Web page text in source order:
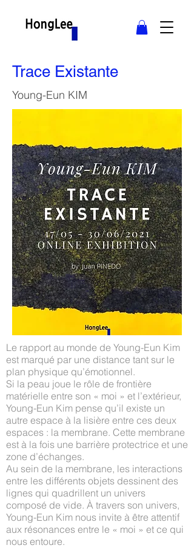
Trace Existante
Young-Eun KIM
Le rapport au monde de Young-Eun Kim
est marqué par une distance tant sur le
plan physique qu’émotionnel.
Si la peau joue le rôle de frontière
matérielle entre son « moi » et l’extérieur,
Young-Eun Kim pense qu’il existe un
autre espace à la lisière entre ces deux
espaces : la membrane. Cette membrane
est à la fois une barrière protectrice et une
zone d’échanges.
Au sein de la membrane, les interactions
entre les différents objets dessinent des
lignes qui quadrillent un univers
composé de vide. À travers son univers,
Young-Eun Kim nous invite à être attentif
aux résonances entre le « moi » et ce qui
nous entoure.